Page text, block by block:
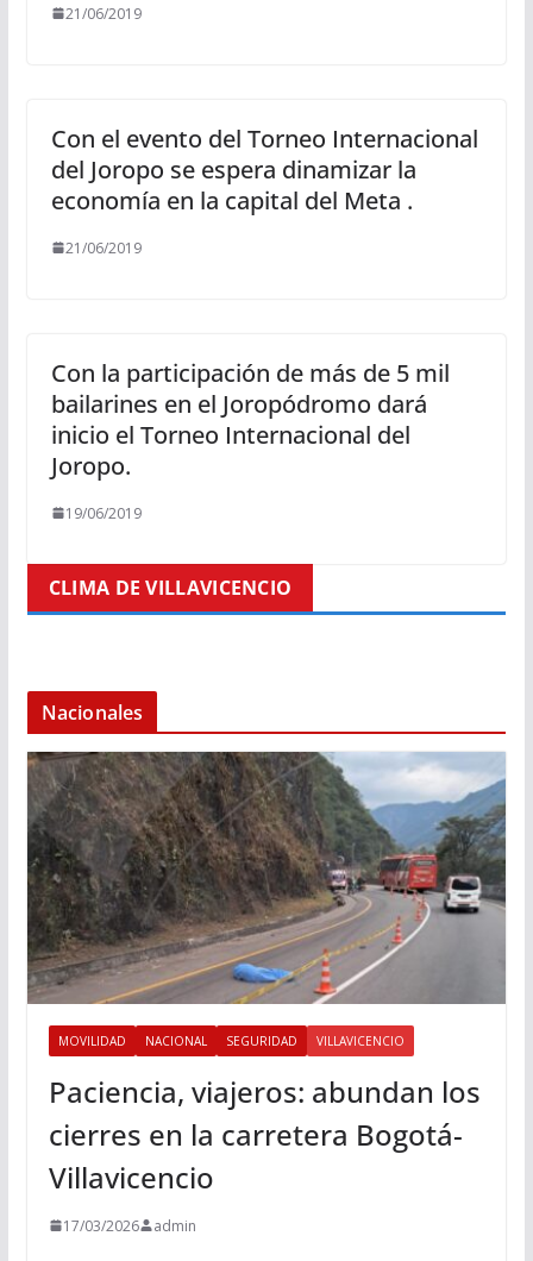
21/06/2019
Con el evento del Torneo Internacional
del Joropo se espera dinamizar la
economía en la capital del Meta .
21/06/2019
Con la participación de más de 5 mil
bailarines en el Joropódromo dará
inicio el Torneo Internacional del
Joropo.
19/06/2019
CLIMA DE VILLAVICENCIO
Nacionales
MOVILIDAD NACIONAL SEGURIDAD VILLAVICENCIO
Paciencia, viajeros: abundan los
cierres en la carretera Bogotá-
Villavicencio
17/03/2026 admin